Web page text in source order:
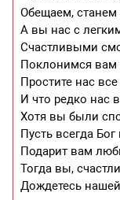
Обещаем,
А вы нас с
Счастливыми
Поклонимся вам
Простите нас
И что редко нас
Хотя вы были
Пусть всегда
Подарит вам
Тогда вы,
Дождетесь